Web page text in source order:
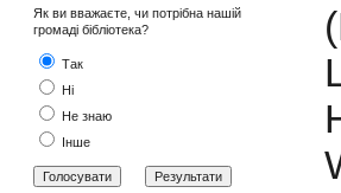
Як ви вважаєте, чи потрібна нашій
громаді бібліотека?
Так
Ні
Не знаю
Інше